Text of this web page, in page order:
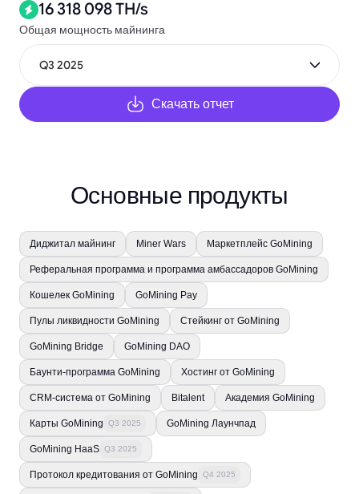
16 318 098 TH/s
Общая мощность майнинга
Q3 2025
Скачать отчет
Основные продукты
Диджитал майнинг Miner Wars Маркетплейс GoMining
Реферальная программа и программа амбассадоров GoMining
Кошелек GoMining GoMining Pay
Пулы ликвидности GoMining Стейкинг от GoMining
GoMining Bridge GoMining DAO
Баунти-программа GoMining Хостинг от GoMining
CRM-система от GoMining Bitalent Академия GoMining
Карты GoMining Q3 2025 GoMining Лаунчпад
GoMining HaaS Q3 2025
Протокол кредитования от GoMining Q4 2025